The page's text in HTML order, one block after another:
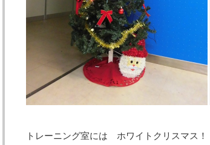
トレーニング室には ホワイトクリスマス！